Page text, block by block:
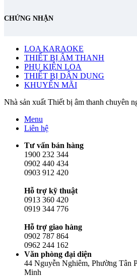
CHỨNG NHẬN
LOA KARAOKE
THIẾT BỊ ÂM THANH
PHỤ KIỆN LOA
THIẾT BỊ DÂN DỤNG
KHUYẾN MÃI
Nhà sản xuất Thiết bị âm thanh chuyên
Menu
Liên hệ
Tư vấn bán hàng
1900 232 344
0902 440 434
0903 912 420
Hỗ trợ kỹ thuật
0913 360 420
0919 344 776
Hỗ trợ giao hàng
0902 787 864
0962 244 162
Văn phòng đại diện
44 Nguyễn Nghiêm, Phường Tân
Minh